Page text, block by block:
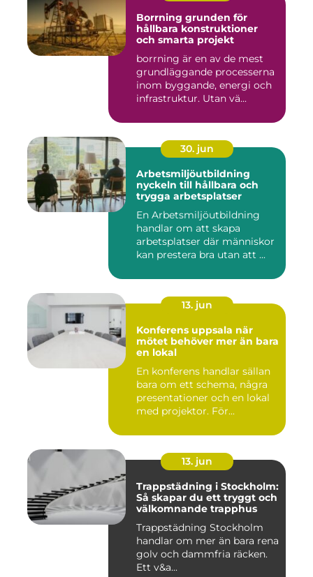
Borrning grunden för
hållbara konstruktioner
och smarta projekt
borrning är en av de mest
grundläggande processerna
inom byggande, energi och
infrastruktur. Utan vä...
30. jun
Arbetsmiljöutbildning
nyckeln till hållbara och
trygga arbetsplatser
En Arbetsmiljöutbildning
handlar om att skapa
arbetsplatser där människor
kan prestera bra utan att ...
13. jun
Konferens uppsala när
mötet behöver mer än bara
en lokal
En konferens handlar sällan
bara om ett schema, några
presentationer och en lokal
med projektor. För...
13. jun
Trappstädning i Stockholm:
Så skapar du ett tryggt och
välkomnande trapphus
Trappstädning Stockholm
handlar om mer än bara rena
golv och dammfria räcken.
Ett v&a...